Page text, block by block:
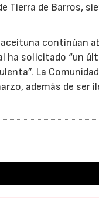
Tierra de Barros,
continúan
ha solicitado “un
La
además de ser